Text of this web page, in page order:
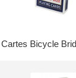
Cartes Bicycle